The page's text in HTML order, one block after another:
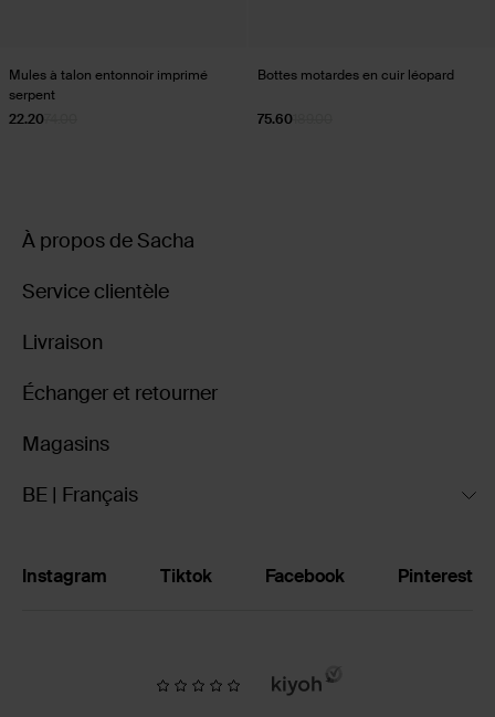
Mules à talon entonnoir imprimé
serpent
22.20
Bottes motardes en cuir léopard
75.60
À propos de Sacha
Service clientèle
Livraison
Échanger et retourner
Magasins
BE | Français
Instagram Tiktok Facebook Pinterest